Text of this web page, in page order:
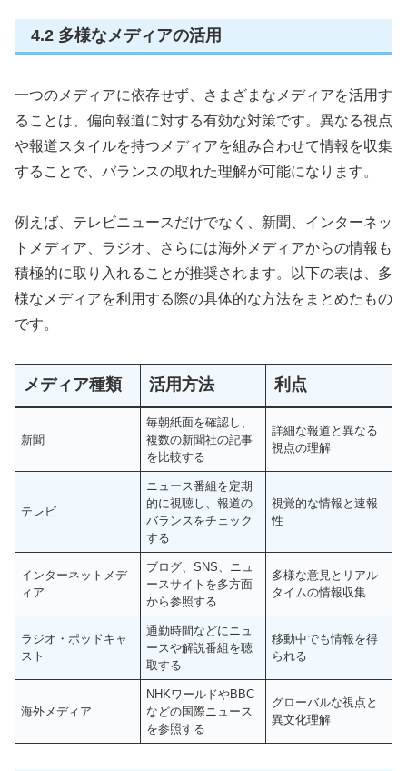
4.2 多様なメディアの活用
一つのメディアに依存せず、さまざまなメディアを活用す
ることは、偏向報道に対する有効な対策です。異なる視点
や報道スタイルを持つメディアを組み合わせて情報を収集
することで、バランスの取れた理解が可能になります。
例えば、テレビニュースだけでなく、新聞、インターネッ
トメディア、ラジオ、さらには海外メディアからの情報も
積極的に取り入れることが推奨されます。以下の表は、多
様なメディアを利用する際の具体的な方法をまとめたもの
です。
メディア種類 活用方法 利点
新聞
毎朝紙面を確認し、
複数の新聞社の記事
を比較する
詳細な報道と異なる
視点の理解
テレビ
ニュース番組を定期
的に視聴し、報道の
バランスをチェック
する
視覚的な情報と速報
性
インターネットメデ
ィア
ブログ、SNS、ニュ
ースサイトを多方面
から参照する
多様な意見とリアル
タイムの情報収集
ラジオ・ポッドキャ
スト
通勤時間などにニュ
ースや解説番組を聴
取する
移動中でも情報を得
られる
海外メディア
NHKワールドやBBC
などの国際ニュース
を参照する
グローバルな視点と
異文化理解